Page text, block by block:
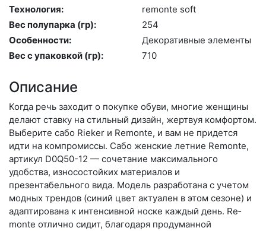
Технология:
re­mon­te soft
Вес полупарка (гр):
254
Особенности:
Де­кора­тив­ные эле­мен­ты
Вес с упаковкой (гр):
710
Описание
Когда речь заходит о покупке обуви, многие женщины
делают ставку на стильный дизайн, жертвуя комфортом.
Выберите са­бо Rieker и Remonte, и вам не придется
идти на компромиссы. Сабо женские летние Remonte,
артикул D0Q50-12 — сочетание максимального
удобства, износостойких материалов и
презентабельного вида. Модель разработана с учетом
модных трендов (си­ний цвет актуален в этом сезоне) и
адаптирована к интенсивной носке каждый день. Re­
mon­te отлично сидит, благодаря продуманной